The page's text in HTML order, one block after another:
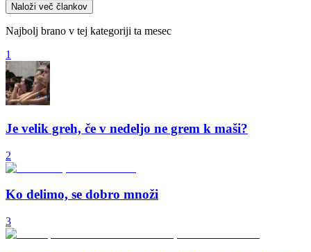
Naloži več člankov
Najbolj brano v tej kategoriji ta mesec
1
Je velik greh, če v nedeljo ne grem k maši?
2
Ko delimo, se dobro množi
3